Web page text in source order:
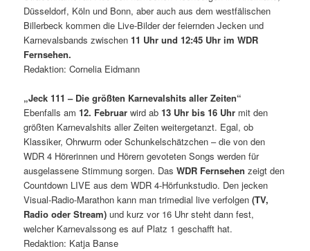
Düsseldorf, Köln und Bonn, aber auch aus dem westfälischen
Billerbeck kommen die Live-Bilder der feiernden Jecken und
Karnevalsbands zwischen11 Uhr und 12:45 Uhr im WDR
Fernsehen.
Redaktion: Cornelia Eidmann
„Jeck 111 – Die größten Karnevalshits aller Zeiten“
Ebenfalls am12. Februar wird ab13 Uhr bis 16 Uhr mit den
größten Karnevalshits aller Zeiten weitergetanzt. Egal, ob
Klassiker, Ohrwurm oder Schunkelschätzchen – die von den
WDR 4 Hörerinnen und Hörern gevoteten Songs werden für
ausgelassene Stimmung sorgen. DasWDR Fernsehen zeigt den
Countdown LIVE aus dem WDR 4-Hörfunkstudio. Den jecken
Visual-Radio-Marathon kann man trimedial live verfolgen(TV,
Radio oder Stream) und kurz vor 16 Uhr steht dann fest,
welcher Karnevalssong es auf Platz 1 geschafft hat.
Redaktion: Katja Banse